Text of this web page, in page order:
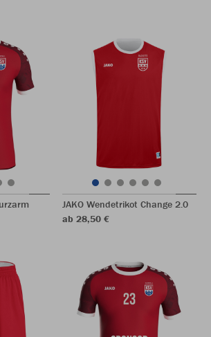
JAKO Wendetrikot Change 2.0
ab 28,50 €